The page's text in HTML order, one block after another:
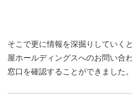
そこで更に情報を深掘りしていく
屋ホールディングスへのお問い合
窓口を確認することができました。